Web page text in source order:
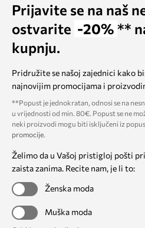
Prijavite se na naš
ostvarite -20% **
kupnju.
Pridružite se našoj zajednici kako
najnovijim promocijama i
**Popust je jednokratan, odnosi se na
u vrijednosti od min. 80€. Popust se ne
neki proizvodi mogu biti isključeni iz
promocije
Želimo da u Vašoj pristigloj pošti
zaista zanima. Recite nam, je li to:
Ženska moda
Muška moda